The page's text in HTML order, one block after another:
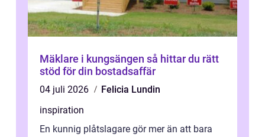
Mäklare i kungsängen så hittar du rätt
stöd för din bostadsaffär
04 juli 2026
Felicia Lundin
inspiration
En kunnig plåtslagare gör mer än att bara